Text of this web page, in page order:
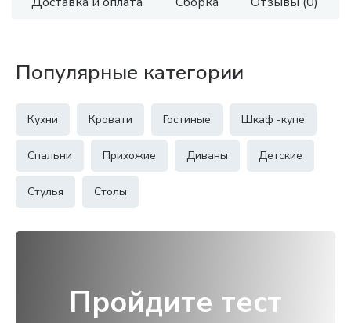
Популярные категории
Кухни Кровати Гостиные Шкаф -купе
Спальни Прихожие Диваны Детские
Стулья Столы
Пройдите тест